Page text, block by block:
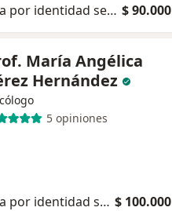
Consulta psicológica por identidad sexual $ 90.000
María Angélica
Hernández
5 opiniones
Consulta psicológica por identidad sexual $ 100.000